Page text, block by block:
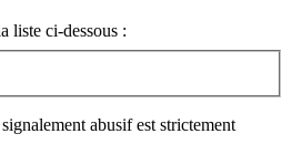
liste ci-dessous :
abusif est strictement